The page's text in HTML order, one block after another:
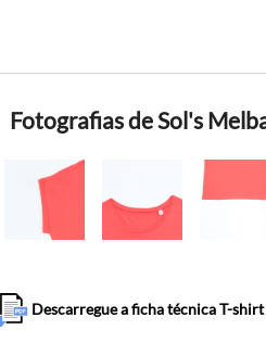
Fotografias de Sol's
Descarregue a ficha técnica T-